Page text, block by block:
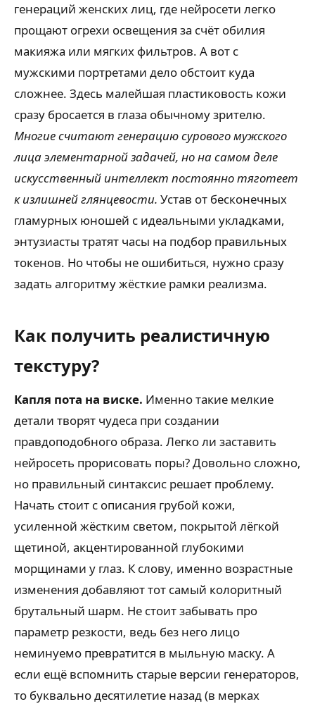
генераций женских лиц, где нейросети легко
прощают огрехи освещения за счёт обилия
макияжа или мягких фильтров. А вот с
мужскими портретами дело обстоит куда
сложнее. Здесь малейшая пластиковость кожи
сразу бросается в глаза обычному зрителю.
Многие считают генерацию сурового мужского
лица элементарной задачей, но на самом деле
искусственный интеллект постоянно тяготеет
к излишней глянцевости. Устав от бесконечных
гламурных юношей с идеальными укладками,
энтузиасты тратят часы на подбор правильных
токенов. Но чтобы не ошибиться, нужно сразу
задать алгоритму жёсткие рамки реализма.
Как получить реалистичную
текстуру?
Капля пота на виске. Именно такие мелкие
детали творят чудеса при создании
правдоподобного образа. Легко ли заставить
нейросеть прорисовать поры? Довольно сложно,
но правильный синтаксис решает проблему.
Начать стоит с описания грубой кожи,
усиленной жёстким светом, покрытой лёгкой
щетиной, акцентированной глубокими
морщинами у глаз. К слову, именно возрастные
изменения добавляют тот самый колоритный
брутальный шарм. Не стоит забывать про
параметр резкости, ведь без него лицо
неминуемо превратится в мыльную маску. А
если ещё вспомнить старые версии генераторов,
то буквально десятилетие назад (в мерках